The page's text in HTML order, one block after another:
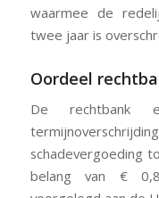
waarmee de
twee jaar is
Oordeel
De rechtbank
schadevergoeding
belang van €